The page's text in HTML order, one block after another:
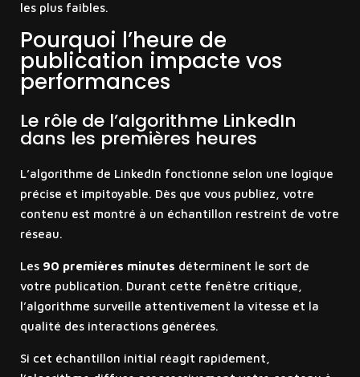
les plus faibles.
Pourquoi l’heure de
publication impacte vos
performances
Le rôle de l’algorithme LinkedIn
dans les premières heures
L’algorithme de LinkedIn fonctionne selon une logique
précise et impitoyable. Dès que vous publiez, votre
contenu est montré à un échantillon restreint de votre
réseau.
Les 90 premières minutes déterminent le sort de
votre publication. Durant cette fenêtre critique,
l’algorithme surveille attentivement la vitesse et la
qualité des interactions générées.
Si cet échantillon initial réagit rapidement,